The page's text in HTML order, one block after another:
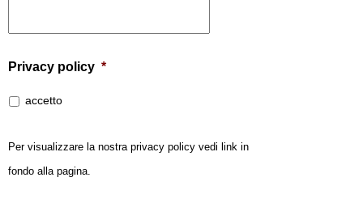
Privacy policy *
accetto
Per visualizzare la nostra privacy policy vedi link in
fondo alla pagina.